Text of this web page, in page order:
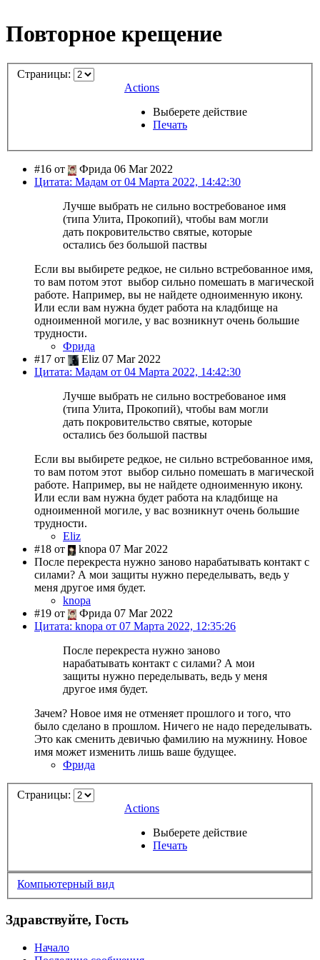
Повторное крещение
Страницы:
Actions
Выберете действие
Печать
#16 от
Фрида 06 Mar 2022
Цитата: Мадам от 04 Марта 2022, 14:42:30
Лучше выбрать не сильно востребованое имя
(типа Улита, Прокопий), чтобы вам могли
дать покровительство святые, которые
остались без большой паствы
Если вы выбирете редкое, не сильно встребованное имя,
то вам потом этот выбор сильно помешать в магической
работе. Например, вы не найдете одноименную икону.
Или если вам нужна будет работа на кладбище на
одноименной могиле, у вас возникнут очень большие
трудности.
Фрида
#17 от
Eliz 07 Mar 2022
Цитата: Мадам от 04 Марта 2022, 14:42:30
Лучше выбрать не сильно востребованое имя
(типа Улита, Прокопий), чтобы вам могли
дать покровительство святые, которые
остались без большой паствы
Если вы выбирете редкое, не сильно встребованное имя,
то вам потом этот выбор сильно помешать в магической
работе. Например, вы не найдете одноименную икону.
Или если вам нужна будет работа на кладбище на
одноименной могиле, у вас возникнут очень большие
трудности.
Eliz
#18 от
knopa 07 Mar 2022
После перекреста нужно заново нарабатывать контакт с
силами? А мои защиты нужно переделывать, ведь у
меня другое имя будет.
knopa
#19 от
Фрида 07 Mar 2022
Цитата: knopa от 07 Марта 2022, 12:35:26
После перекреста нужно заново
нарабатывать контакт с силами? А мои
защиты нужно переделывать, ведь у меня
другое имя будет.
Зачем? Новое имя не отменяет прошлого и того, что
было сделано в прошлом. Ничего не надо переделывать.
Это как сменить девичью фамилию на мужнину. Новое
имя может изменить лишь ваше будущее.
Фрида
Страницы:
Actions
Выберете действие
Печать
Компьютерный вид
Здравствуйте, Гость
Начало